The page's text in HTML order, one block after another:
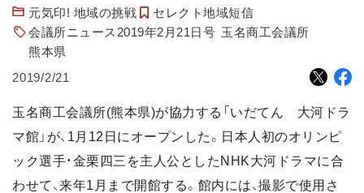
元気印! 地域の挑戦
セレクト地域短信
会議所ニュース2019年2月21日号 玉名商工会議所
熊本県
2019/2/21
玉名商工会議所(熊本県)が協力する「いだてん 大河ドラ
マ館」が、1月12日にオープンした。日本人初のオリンピ
ック選手・金栗四三を主人公としたNHK大河ドラマに合
わせて、来年1月まで開館する。館内には、撮影で使用さ